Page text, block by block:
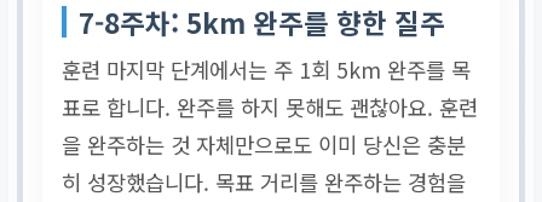
7-8주차: 5km 완주를 향한 질주
훈련 마지막 단계에서는 주 1회 5km 완주를 목
표로 합니다. 완주를 하지 못해도 괜찮아요. 훈련
을 완주하는 것 자체만으로도 이미 당신은 충분
히 성장했습니다. 목표 거리를 완주하는 경험을